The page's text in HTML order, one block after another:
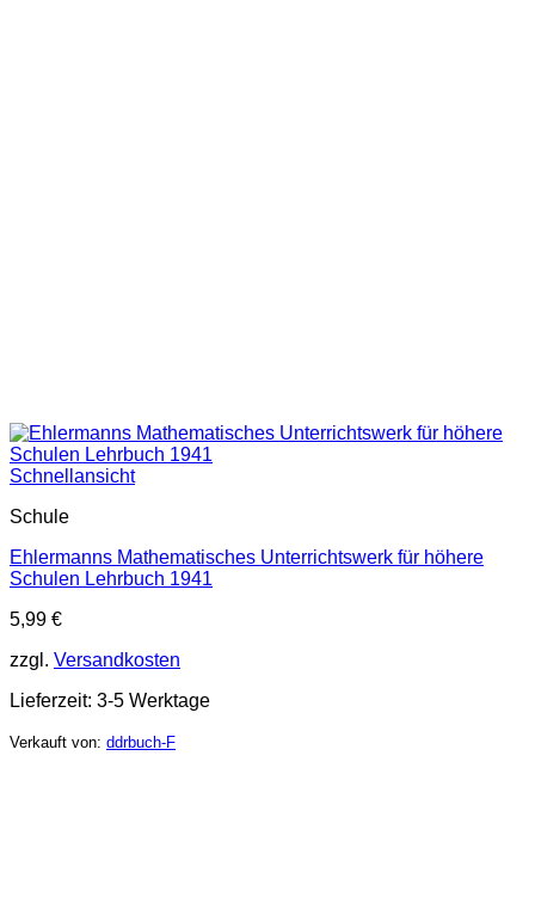
Schnellansicht
Schule
Ehlermanns Mathematisches Unterrichtswerk für höhere
Schulen Lehrbuch 1941
5,99 €
zzgl. Versandkosten
Lieferzeit: 3-5 Werktage
Verkauft von: ddrbuch-F